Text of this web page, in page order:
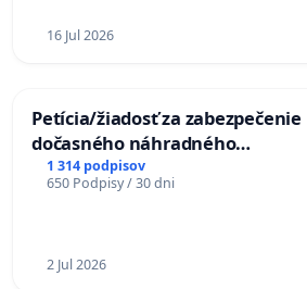
16 Jul 2026
Petícia/žiadosť za zabezpečenie
dočasného náhradného
premostenia Váhu počas úplnej
uzávery Vážskeho mosta v
1 314 podpisov
650 Podpisy / 30 dni
2 Jul 2026